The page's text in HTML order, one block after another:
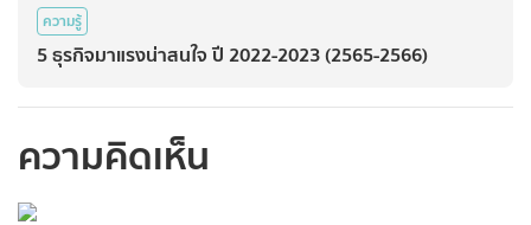
ความรู้
5 ธุรกิจมาแรงน่าสนใจ ปี 2022-2023 (2565-2566)
ความคิดเห็น